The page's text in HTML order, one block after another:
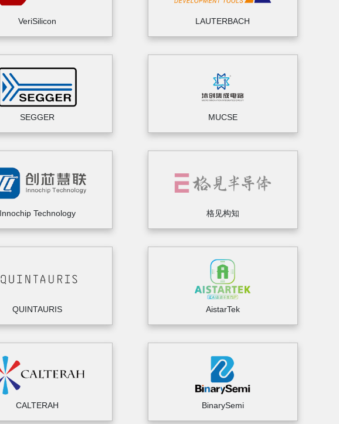
VeriSilicon LAUTERBACH
SEGGER MUCSE
Innochip Technology 格见构知
QUINTAURIS AistarTek
CALTERAH BinarySemi